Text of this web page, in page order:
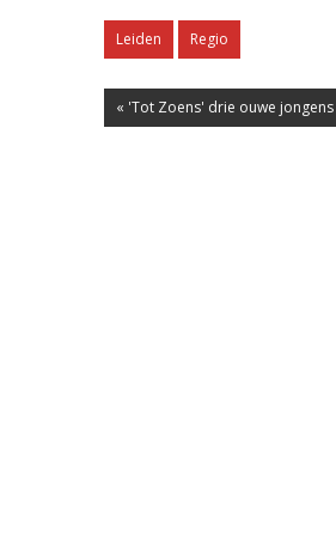
Leiden Regio
« 'Tot Zoens' drie ouwe